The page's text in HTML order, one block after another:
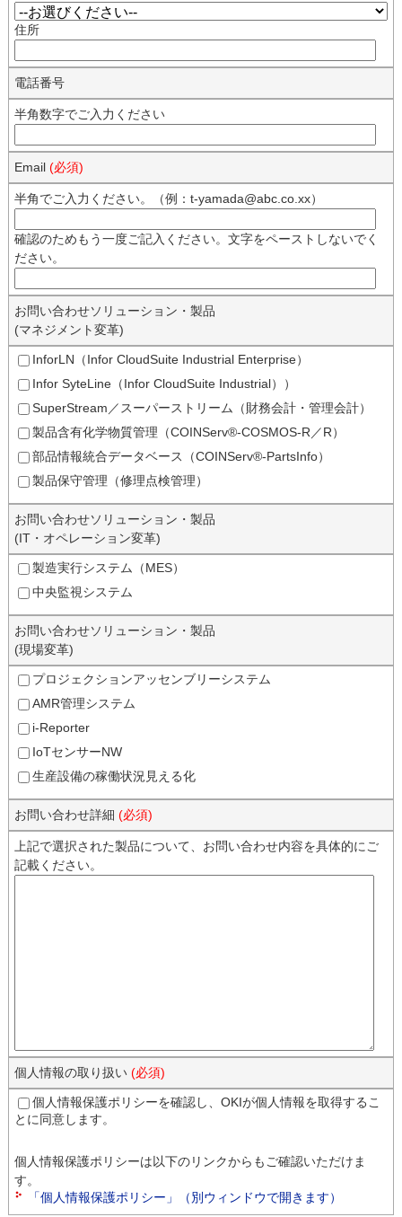
住所
電話番号
半角数字でご入力ください
Email (必須)
半角でご入力ください。（例：t-yamada@abc.co.xx）
確認のためもう一度ご記入ください。文字をペーストしないでく
ださい。
お問い合わせソリューション・製品
(マネジメント変革)
InforLN（Infor CloudSuite Industrial Enterprise）
Infor SyteLine（Infor CloudSuite Industrial））
SuperStream／スーパーストリーム（財務会計・管理会計）
製品含有化学物質管理（COINServ®-COSMOS-R／R）
部品情報統合データベース（COINServ®-PartsInfo）
製品保守管理（修理点検管理）
お問い合わせソリューション・製品
(IT・オペレーション変革)
製造実行システム（MES）
中央監視システム
お問い合わせソリューション・製品
(現場変革)
プロジェクションアッセンブリーシステム
AMR管理システム
i-Reporter
IoTセンサーNW
生産設備の稼働状況見える化
お問い合わせ詳細 (必須)
上記で選択された製品について、お問い合わせ内容を具体的にご
記載ください。
個人情報の取り扱い (必須)
個人情報保護ポリシーを確認し、OKIが個人情報を取得するこ
とに同意します。
個人情報保護ポリシーは以下のリンクからもご確認いただけま
す。
「個人情報保護ポリシー」（別ウィンドウで開きます）